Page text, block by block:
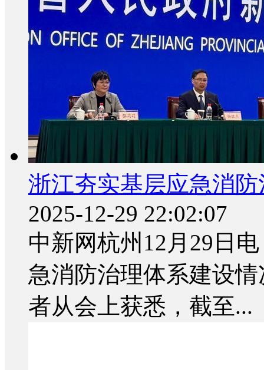
浙江夯实基层应急消
2025-12-29 22:02:07
中新网杭州12月29日
急消防治理体系建设
者从会上获悉，截至...